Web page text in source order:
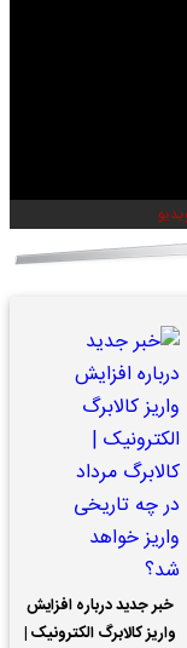
خبر جدید درباره افزایش
واریز کالابرگ الکترونیک |